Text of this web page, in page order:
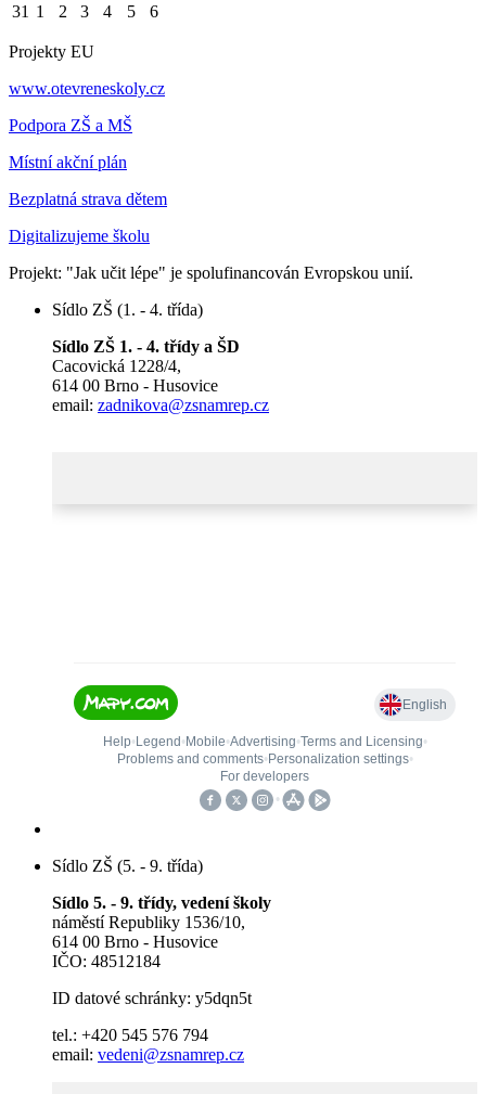
31 1 2 3 4 5 6
Projekty EU
www.otevreneskoly.cz
Podpora ZŠ a MŠ
Místní akční plán
Bezplatná strava dětem
Digitalizujeme školu
Projekt: "Jak učit lépe" je spolufinancován Evropskou unií.
Sídlo ZŠ (1. - 4. třída)
Sídlo ZŠ 1. - 4. třídy a ŠD
Cacovická 1228/4,
614 00 Brno - Husovice
email: zadnikova@zsnamrep.cz
Sídlo ZŠ (5. - 9. třída)
Sídlo 5. - 9. třídy, vedení školy
náměstí Republiky 1536/10,
614 00 Brno - Husovice
IČO: 48512184
ID datové schránky: y5dqn5t
tel.: +420 545 576 794
email: vedeni@zsnamrep.cz